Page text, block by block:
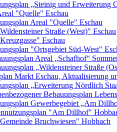
„Steinig und Erweiterung
"Quelle" Eschau
Areal "Quelle" Eschau
Straße (West)" Eschau
Eschau
"Ortsgebiet Süd-West"
Areal „Schafhof“
„Wildensteiner Straße
Markt Eschau, Aktualisierung
„Erweiterung Nördlich
Bebauungsplan
Gewerbegebiet „Am
"Am Dillhof"
Bruchwiesen" Hobbach